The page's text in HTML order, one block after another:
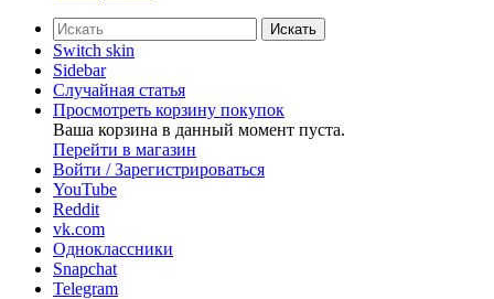
Искать
Switch skin
Sidebar
Случайная статья
Просмотреть корзину покупок
Ваша корзина в данный момент пуста.
Перейти в магазин
Войти / Зарегистрироваться
YouTube
Reddit
vk.com
Одноклассники
Snapchat
Telegram